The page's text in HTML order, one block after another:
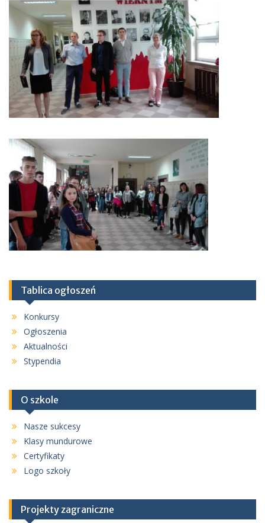
Tablica ogłoszeń
Konkursy
Ogłoszenia
Aktualności
Stypendia
O szkole
Nasze sukcesy
Klasy mundurowe
Certyfikaty
Logo szkoły
Projekty zagraniczne